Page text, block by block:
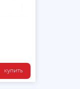
купить